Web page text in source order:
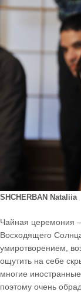
SHCHERBAN Nataliia
Чайная церемония
Восходящего
умиротворением,
ощутить на себе
многие
поэтому очень